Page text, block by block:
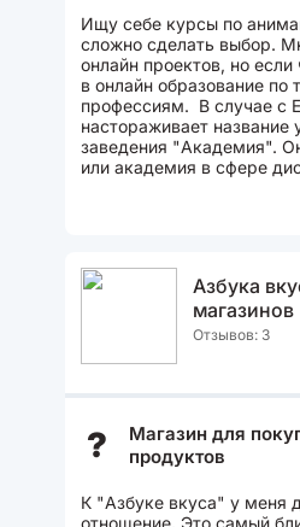
Ищу себе курсы по
сложно сделать выбор.
онлайн проектов, но
в онлайн образование по
профессиям. В случае с
настораживает название
заведения "Академия".
или академия в сфере
Азбука
магазинов
Отзывов: 3
?
Магазин для
продуктов
К "Азбуке вкуса" у меня
отношение. Это самый